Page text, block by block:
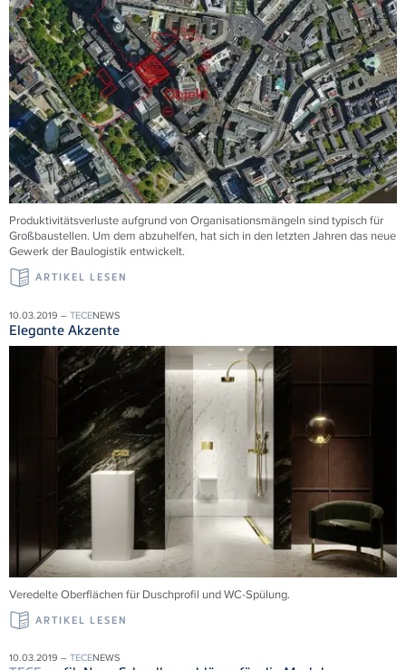
Produktivitätsverluste aufgrund von Organisationsmängeln sind typisch für
Großbaustellen. Um dem abzuhelfen, hat sich in den letzten Jahren das neue
Gewerk der Baulogistik entwickelt.
ARTIKEL LESEN
10.03.2019 – TECENEWS
Elegante Akzente
Veredelte Oberflächen für Duschprofil und WC-Spülung.
ARTIKEL LESEN
10.03.2019 – TECENEWS